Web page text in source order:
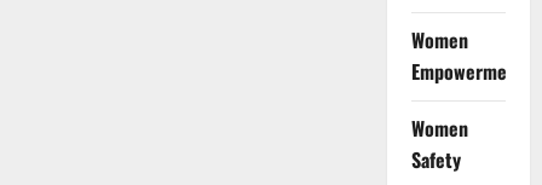
Women
Empowerment
Women
Safety